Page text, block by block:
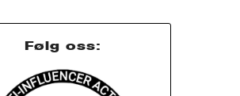
Følg oss: